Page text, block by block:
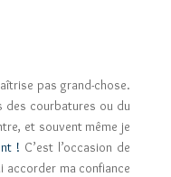
pas grand-chose.
des courbatures ou du
et souvent même je
! C’est l’occasion de
accorder ma confiance